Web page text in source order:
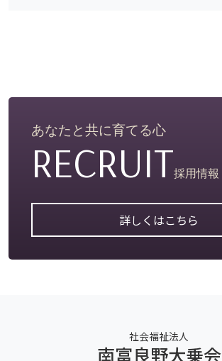
あなたと共に育てる心
RECRUIT採用情報
詳しくはこちら
社会福祉法人
南富良野大乗会